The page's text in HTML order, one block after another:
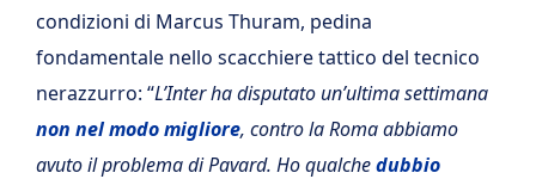
condizioni di Marcus Thuram, pedina
fondamentale nello scacchiere tattico del tecnico
nerazzurro: “L’Inter ha disputato un’ultima settimana
non nel modo migliore, contro la Roma abbiamo
avuto il problema di Pavard. Ho qualchedubbio